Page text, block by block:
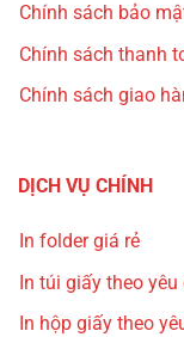
Chính sách bảo
Chính sách thanh
Chính sách giao
DỊCH VỤ CHÍNH
In folder giá rẻ
In túi giấy theo yêu
In hộp giấy theo